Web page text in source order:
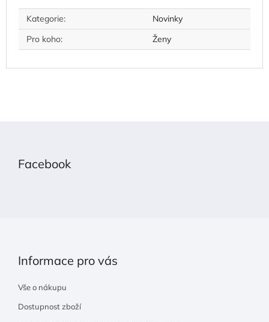
Kategorie:
Novinky
Pro koho: Ženy
Facebook
Informace pro vás
Vše o nákupu
Dostupnost zboží